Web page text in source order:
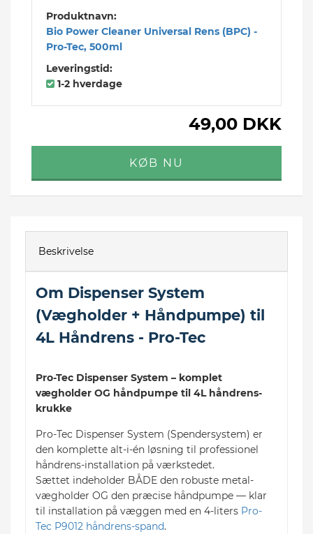
Produktnavn:
Bio Power Cleaner Universal Rens (BPC) -
Pro-Tec, 500ml
Leveringstid:
1-2 hverdage
49,00 DKK
Beskrivelse
Om Dispenser System
(Vægholder + Håndpumpe) til
4L Håndrens - Pro-Tec
Pro-Tec Dispenser System – komplet
vægholder OG håndpumpe til 4L håndrens-
krukke
Pro-Tec Dispenser System (Spendersystem) er
den komplette alt-i-én løsning til professionel
håndrens-installation på værkstedet.
Sættet indeholder BÅDE den robuste metal-
vægholder OG den præcise håndpumpe — klar
til installation på væggen med en 4-liters Pro-
Tec P9012 håndrens-spand.